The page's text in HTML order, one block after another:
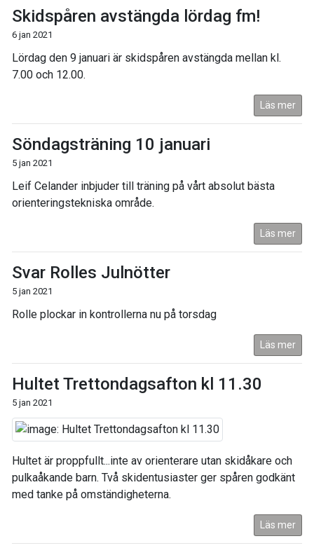
Skidspåren avstängda lördag fm!
6 jan 2021
Lördag den 9 januari är skidspåren avstängda mellan kl.
7.00 och 12.00.
Läs mer
Söndagsträning 10 januari
5 jan 2021
Leif Celander inbjuder till träning på vårt absolut bästa
orienteringstekniska område.
Läs mer
Svar Rolles Julnötter
5 jan 2021
Rolle plockar in kontrollerna nu på torsdag
Läs mer
Hultet Trettondagsafton kl 11.30
5 jan 2021
Hultet är proppfullt...inte av orienterare utan skidåkare och
pulkaåkande barn. Två skidentusiaster ger spåren godkänt
med tanke på omständigheterna.
Läs mer